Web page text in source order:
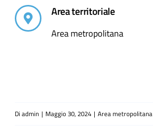
Area territoriale
Area metropolitana
Di admin | Maggio 30, 2024 | Area metropolitana